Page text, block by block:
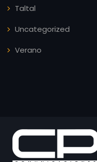
Taltal
Uncategorized
Verano